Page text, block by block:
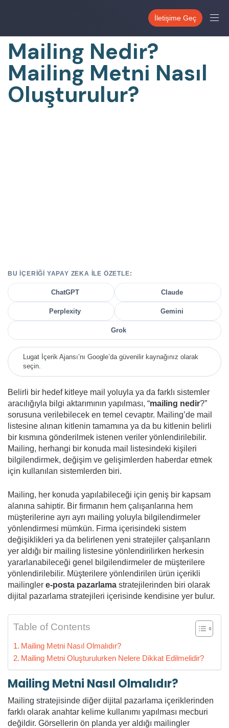
İletişime Geç
Mailing Nedir?
Mailing Metni Nasıl
Oluşturulur?
BU IÇERIĞI YAPAY ZEKA ILE ÖZETLE:
ChatGPT Claude
Perplexity Gemini
Grok
Lugat İçerik Ajansı’nı Google’da güvenilir kaynağınız olarak
seçin.
Belirli bir hedef kitleye mail yoluyla ya da farklı sistemler
aracılığıyla bilgi aktarımının yapılması, “mailing nedir?”
sorusuna verilebilecek en temel cevaptır. Mailing’de mail
listesine alınan kitlenin tamamına ya da bu kitlenin belirli
bir kısmına gönderilmek istenen veriler yönlendirilebilir.
Mailing, herhangi bir konuda mail listesindeki kişileri
bilgilendirmek, değişim ve gelişimlerden haberdar etmek
için kullanılan sistemlerden biri.
Mailing, her konuda yapılabileceği için geniş bir kapsam
alanına sahiptir. Bir firmanın hem çalışanlarına hem
müşterilerine ayrı ayrı mailing yoluyla bilgilendirmeler
yönlendirmesi mümkün. Firma içerisindeki sistem
değişiklikleri ya da belirlenen yeni stratejiler çalışanların
yer aldığı bir mailing listesine yönlendirilirken herkesin
yararlanabileceği genel bilgilendirmeler de müşterilere
yönlendirilebilir. Müşterilere yönlendirilen ürün içerikli
mailingler e-posta pazarlama stratejilerinden biri olarak
dijital pazarlama stratejileri içerisinde kendisine yer bulur.
Table of Contents
Mailing Metni Nasıl Olmalıdır?
Mailing Metni Oluşturulurken Nelere Dikkat Edilmelidir?
Mailing Metni Nasıl Olmalıdır?
Mailing stratejisinde diğer dijital pazarlama içeriklerinden
farklı olarak anahtar kelime kullanımı yapılması mecburi
değildir. Görsellerin ön planda yer aldığı mailingler